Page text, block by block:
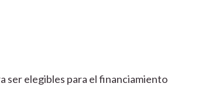
ser elegibles para el financiamiento